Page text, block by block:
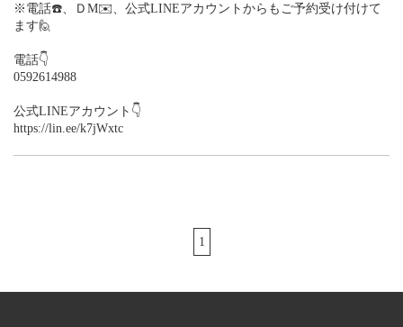
※電話☎️、ＤM✉️、公式LINEアカウントからもご予約受け付けて
ます🙋
電話👇
0592614988
公式LINEアカウント👇
https://lin.ee/k7jWxtc
1